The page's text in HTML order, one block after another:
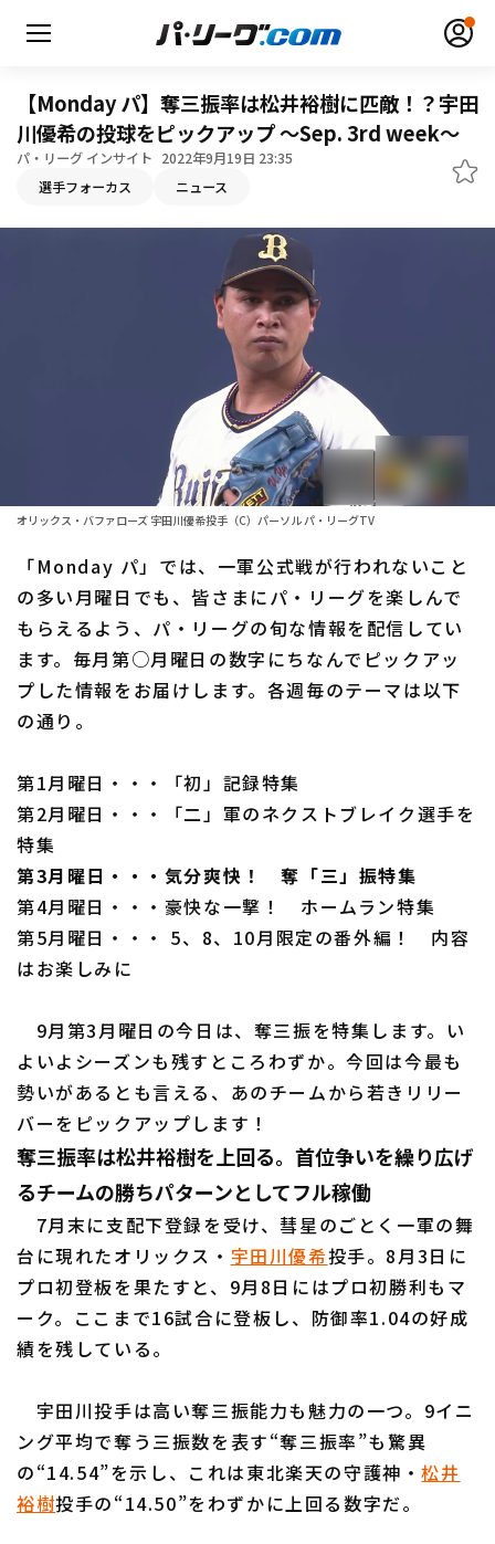
ファーム東地区
ファーム西地区
交流戦
選手名鑑トップ
北海道日本ハムファイターズ
東北楽天ゴールデンイーグルス
埼玉西武ライオンズ
福岡ソフトバンクホークス
ニュース
設定
利用規約 プライバシーポリシー
運営会社（別ウィンドウで開く）
特定商取引法の表示 アルバイト募集（別ウィンドウで開く
【Monday パ】奪三振率は松井裕樹に匹敵！？宇田
川優希の投球をピックアップ 〜Sep. 3rd week〜
パ・リーグ インサイト 2022年9月19日 23:35
選手フォーカス ニュース
オリックス・バファローズ 宇田川優希投手（C）パーソル パ・リーグTV
「Monday パ」では、一軍公式戦が行われないこと
の多い月曜日でも、皆さまにパ・リーグを楽しんで
もらえるよう、パ・リーグの旬な情報を配信してい
ます。毎月第○月曜日の数字にちなんでピックアッ
プした情報をお届けします。各週毎のテーマは以下
の通り。
第1月曜日・・・「初」記録特集
第2月曜日・・・「二」軍のネクストブレイク選手を
特集
第3月曜日・・・気分爽快！ 奪「三」振特集
第4月曜日・・・豪快な一撃！ ホームラン特集
第5月曜日・・・ 5、8、10月限定の番外編！ 内容
はお楽しみに
9月第3月曜日の今日は、奪三振を特集します。い
よいよシーズンも残すところわずか。今回は今最も
勢いがあるとも言える、あのチームから若きリリー
バーをピックアップします！
奪三振率は松井裕樹を上回る。首位争いを繰り広げ
るチームの勝ちパターンとしてフル稼働
7月末に支配下登録を受け、彗星のごとく一軍の舞
台に現れたオリックス・ 宇田川優希投手。8月3日に
プロ初登板を果たすと、9月8日にはプロ初勝利もマ
ーク。ここまで16試合に登板し、防御率1.04の好成
績を残している。
宇田川投手は高い奪三振能力も魅力の一つ。9イニ
ング平均で奪う三振数を表す“奪三振率”も驚異
の“14.54”を示し、これは東北楽天の守護神・松井
裕樹投手の“14.50”をわずかに上回る数字だ。